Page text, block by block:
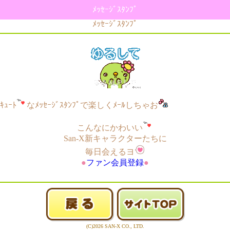
ﾒｯｾｰｼﾞｽﾀﾝﾌﾟ
ﾒｯｾｰｼﾞｽﾀﾝﾌﾟ
ｷｭｰﾄ なﾒｯｾｰｼﾞｽﾀﾝﾌﾟで楽しくﾒｰﾙしちゃお
こんなにかわいい
San-X新キャラクターたちに
毎日会えるヨ
●ファン会員登録●
(C)2026 SAN-X CO., LTD.